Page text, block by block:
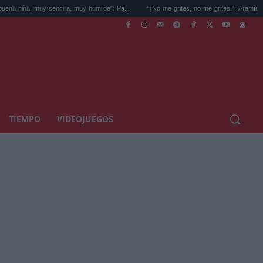
sencilla, muy humilde": Pa... “¡No me grites, no me grites!”: Aramís Fuster pier...
TIEMPO VIDEOJUEGOS